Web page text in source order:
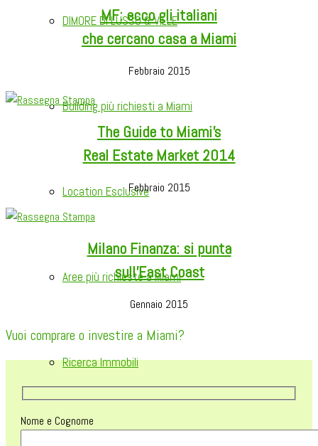
DIMORE DI LUSSO & VILLE
Building più richiesti a Miami
Location Esclusive
Aree più richieste a Miami
Ricerca Immobili
MF: ecco gli italiani
che cercano casa a Miami
Febbraio 2015
The Guide to Miami’s
Real Estate Market 2014
Febbraio 2015
Milano Finanza: si punta
sull’East Coast
Gennaio 2015
Vuoi comprare o investire a Miami?
Nome e Cognome